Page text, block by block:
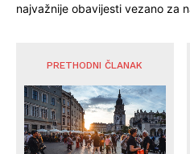
najvažnije obavijesti vezano za
PRETHODNI ČLANAK